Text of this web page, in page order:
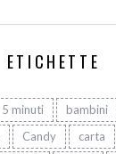
ETICHETTE
5 minuti bambini
Candy carta